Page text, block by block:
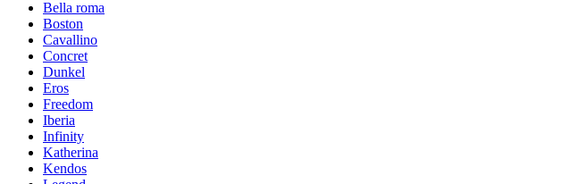
Bella roma
Boston
Cavallino
Concret
Dunkel
Eros
Freedom
Iberia
Infinity
Katherina
Kendos